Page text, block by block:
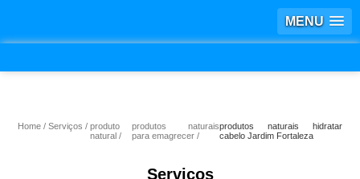
MENU
Home Serviços
produto
natural
produtos naturais
para emagrecer
produtos naturais hidratar
cabelo Jardim Fortaleza
Serviços